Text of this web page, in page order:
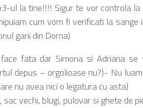
ul la tine!!!! Sigur te vor controla
cum vom fi verificati la sange
garii din Dorna)
fata dar Simona si Adriana se
depus – orgolioase nu?)- Nu
nu avea nici o
vechi, blugi, pulovar si ghete de